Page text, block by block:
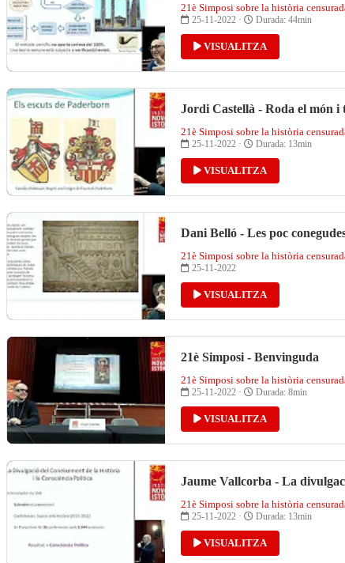
21è Simposi sobre la història
25-11-2022 · Durada: 44min
VISUALITZA
Jordi Castellà - Roda el món i
21è Simposi sobre la història
25-11-2022 · Durada: 13min
VISUALITZA
Dani Belló - Les poc
21è Simposi sobre la història
25-11-2022
VISUALITZA
21è Simposi - Benvinguda
21è Simposi sobre la història
25-11-2022 · Durada: 8min
VISUALITZA
Jaume Vallcorba - La
21è Simposi sobre la història
25-11-2022 · Durada: 13min
VISUALITZA